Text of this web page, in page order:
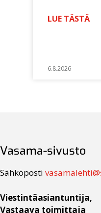
LUE TÄSTÄ
6.8.2026
Vasama-sivusto
Sähköposti
Viestintäasiantuntija,
Vastaava toimittaja